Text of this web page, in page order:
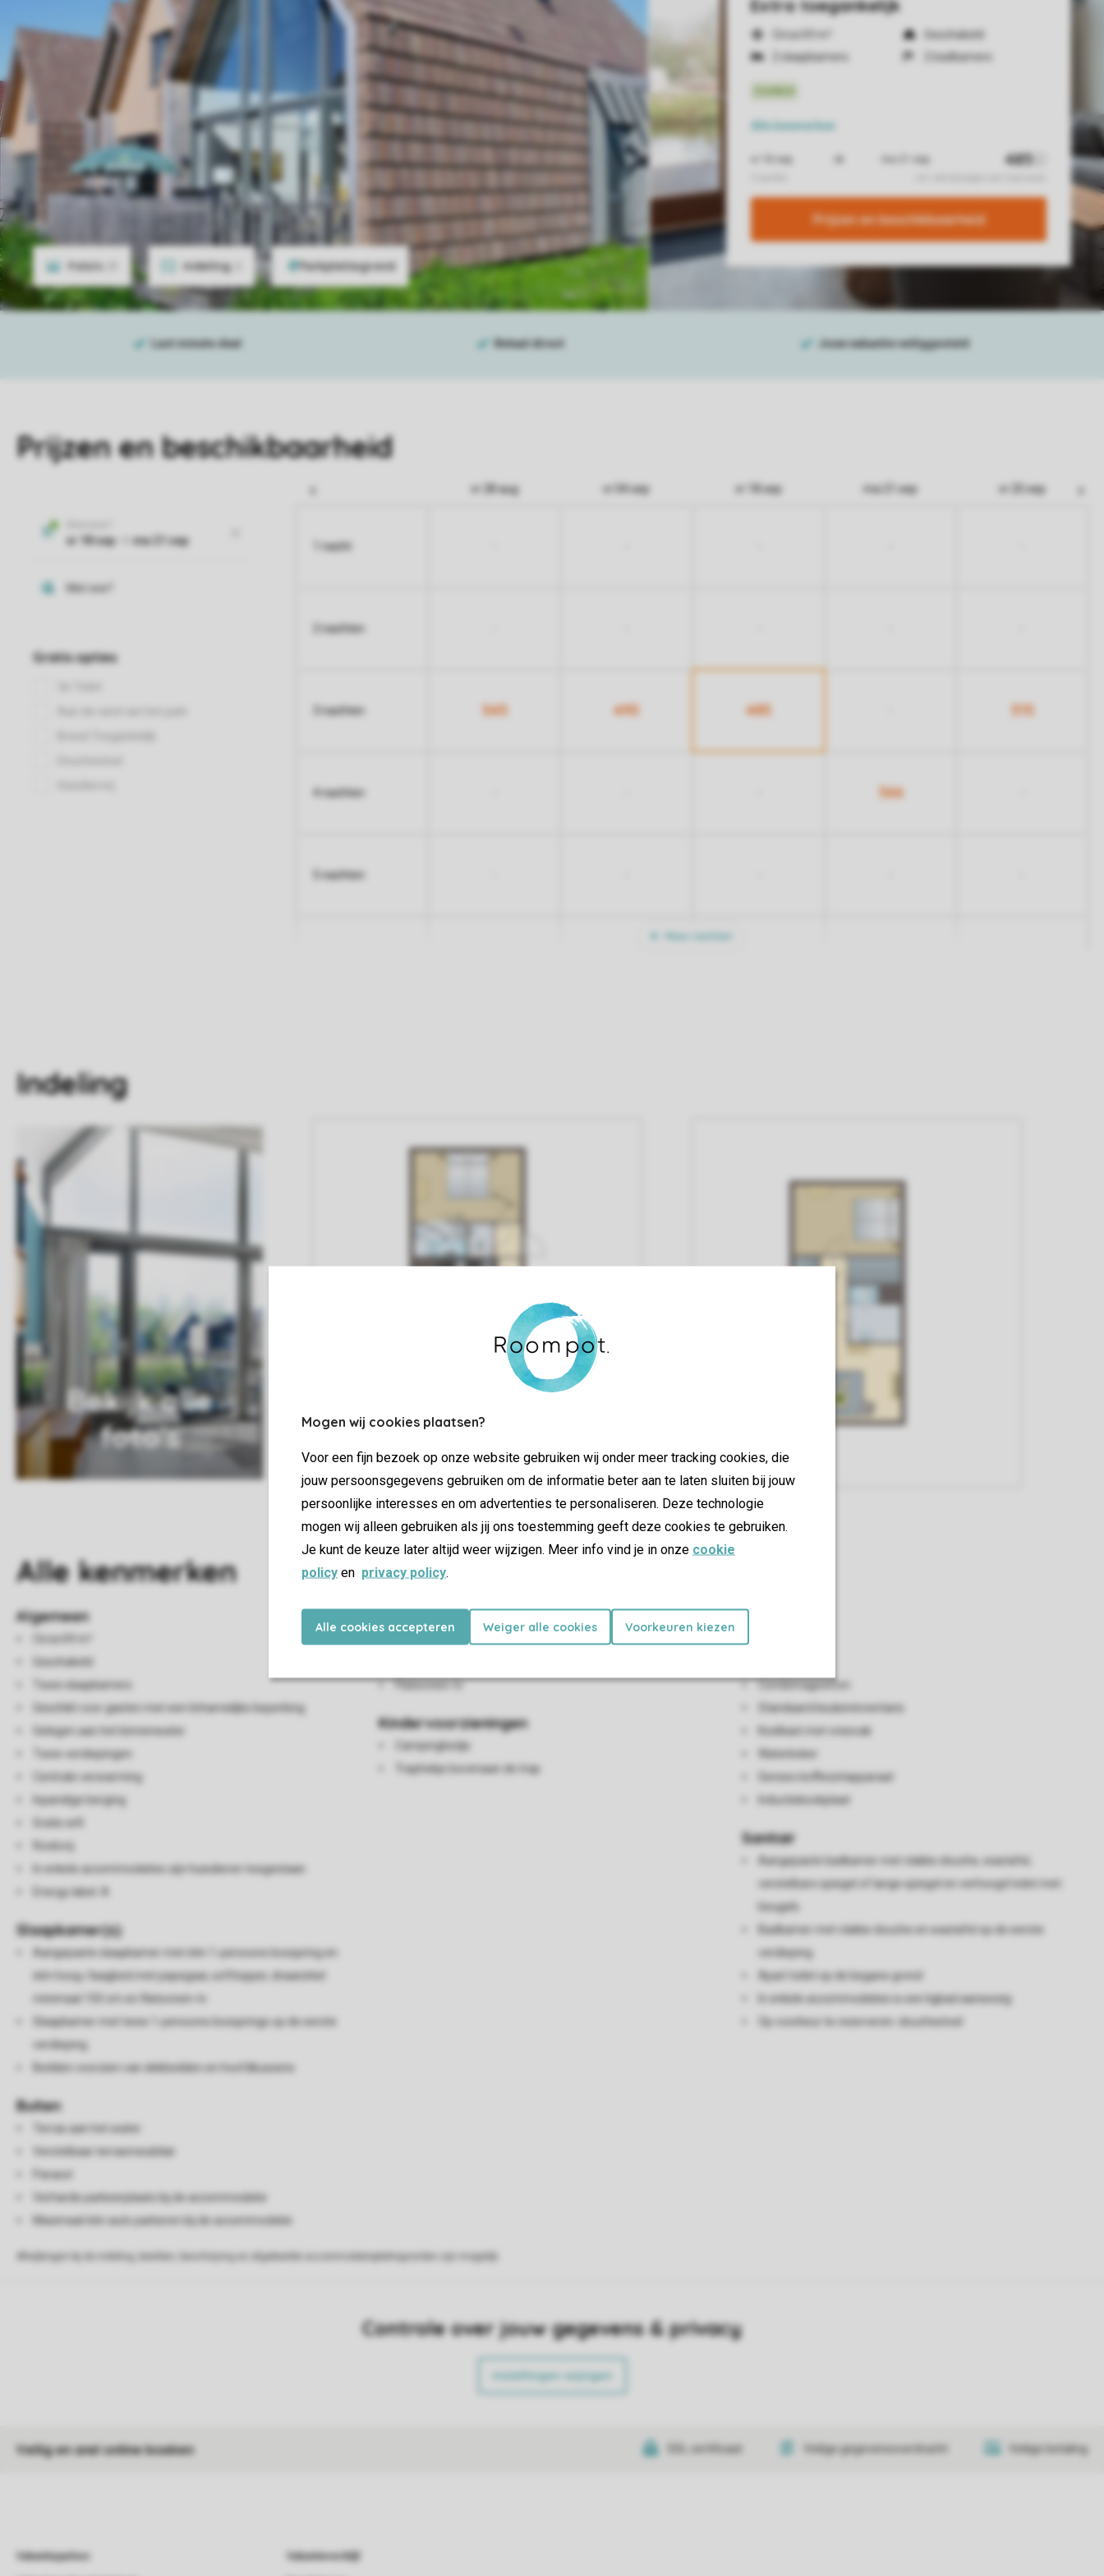
Mogen wij cookies plaatsen?
Voor een fijn bezoek op onze website gebruiken wij onder meer tracking cookies, die
jouw persoonsgegevens gebruiken om de informatie beter aan te laten sluiten bij jouw
persoonlijke interesses en om advertenties te personaliseren. Deze technologie
mogen wij alleen gebruiken als jij ons toestemming geeft deze cookies te gebruiken.
Je kunt de keuze later altijd weer wijzigen. Meer info vind je in onze cookie
policy en privacy policy.
Alle cookies accepteren Weiger alle cookies Voorkeuren kiezen
Foto's Indeling
Extra toegankelijk
Circa 69 m²
Geschakeld
2 slaapkamers
2 badkamers
Alle kenmerken
Prijzen en beschikbaarheid
Prijzen en beschikbaarheid
vr 28 aug vr 04 sep vr 18 sep ma 21 sep vr 25 sep
1 nacht
2 nachten
3 nachten 545 495 485 515
4 nachten 566
5 nachten
Indeling
Bekijk alle
foto's
Allekenmerken
Algemeen
Circa 69 m²
Geschakeld
Twee slaapkamers
Geschikt voor gasten met een lichamelijke beperking
Gelegen aan het binnenwater
Twee verdiepingen
Centrale verwarming
Inpandige berging
Gratis wifi
Rookvrij
In enkele accommodaties zijn huisdieren toegestaan
Energy label: A
Slaapkamer(s)
Aangepaste slaapkamer met één 1-persoons boxspring en
één hoog-/laagbed met papegaai, softtopper, draaicirkel
minimaal 150 cm en flatscreen-tv
Slaapkamer met twee 1-persoons boxsprings op de eerste
verdieping
Bedden voorzien van dekbedden en hoofdkussens
Buiten
Terras aan het water
Verstelbaar terrasmeubilair
Parasol
Verharde parkeerplaats bij de accommodatie
Maximaal één auto parkeren bij de accommodatie
Woon-/eetkamer
Flatscreen-tv
Kindervoorzieningen
Campingbedje
Traphekje bovenaan de trap
Keuken
Combimagnetron
Standaard keukeninventaris
Koelkast met vriesvak
Waterkoker
Senseo koffiezetapparaat
Inductiekookplaat
Sanitair
Aangepaste badkamer met vlakke douche, wastafel,
verstelbare spiegel of lange spiegel en verhoogd toilet met
beugels
Badkamer met vlakke douche en wastafel op de eerste
verdieping
Apart toilet op de begane grond
In enkele accommodaties is een ligbad aanwezig
Op voorkeur te reserveren: douchestoel
Controle over jouw gegevens & privacy
Instellingen wijzigen
Veilig en snel online boeken SSL certificaat Veilige gegevensoverdracht Veilige betaling
Vakantieparken Vakantieverblijf